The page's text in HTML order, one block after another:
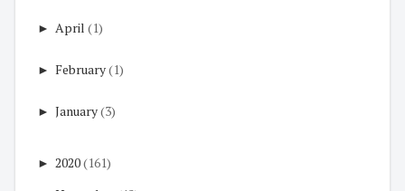
► April (1)
► February(1)
► January(3)
► 2020(161)